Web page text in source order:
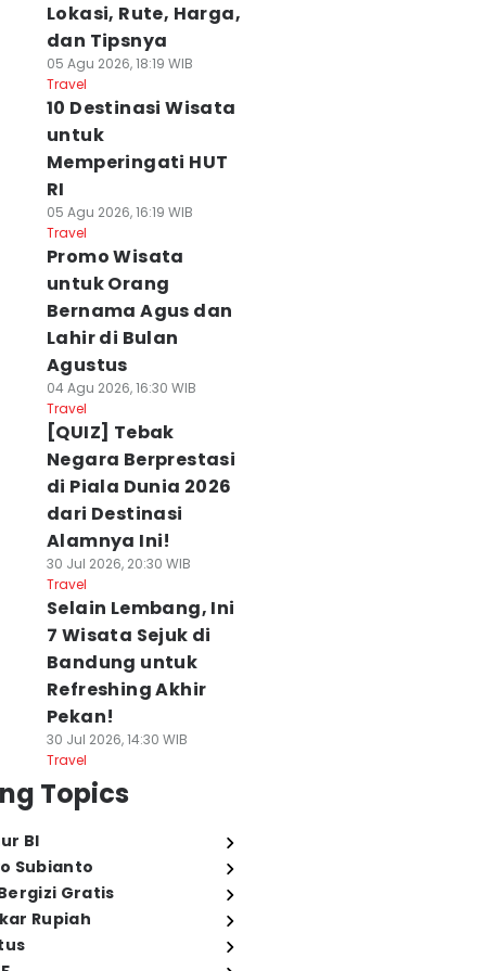
Lokasi, Rute, Harga,
dan Tipsnya
05 Agu 2026, 18:19 WIB
Travel
10 Destinasi Wisata
untuk
Memperingati HUT
RI
05 Agu 2026, 16:19 WIB
Travel
Promo Wisata
untuk Orang
Bernama Agus dan
Lahir di Bulan
Agustus
04 Agu 2026, 16:30 WIB
Travel
[QUIZ] Tebak
Negara Berprestasi
di Piala Dunia 2026
dari Destinasi
Alamnya Ini!
30 Jul 2026, 20:30 WIB
Travel
Selain Lembang, Ini
7 Wisata Sejuk di
Bandung untuk
Refreshing Akhir
Pekan!
30 Jul 2026, 14:30 WIB
Travel
Topics
BI
Subianto
Gratis
Rupiah